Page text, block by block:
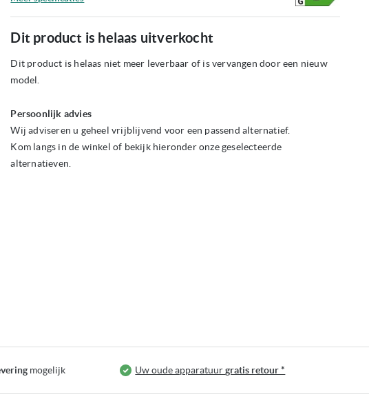
Dit product is helaas uitverkocht
Dit product is helaas niet meer leverbaar of is vervangen door een nieuw
model.
Persoonlijk advies
Wij adviseren u geheel vrijblijvend voor een passend alternatief.
Kom langs in de winkel of bekijk hieronder onze geselecteerde
alternatieven.
mogelijk Uw oude apparatuurgratis retour *